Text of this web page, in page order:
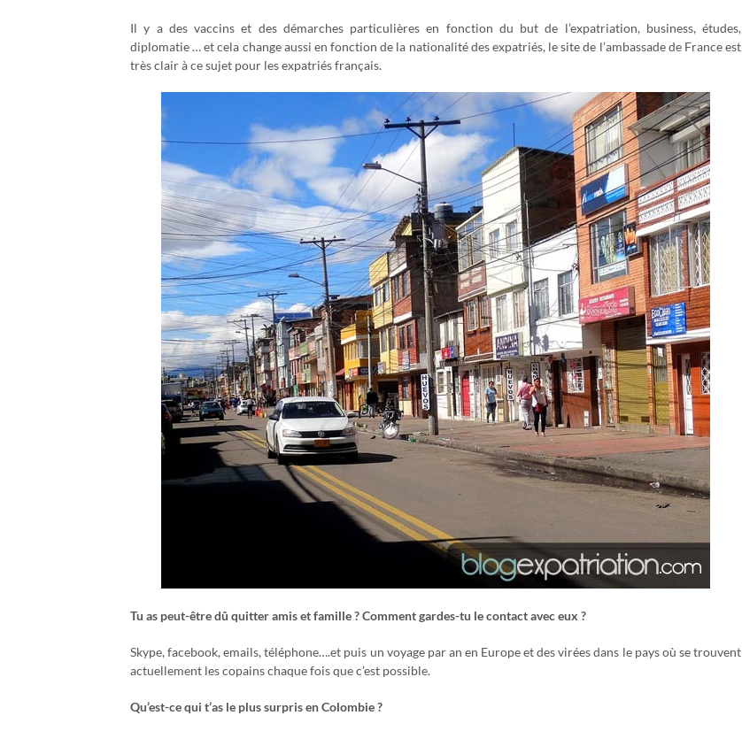
Il y a des vaccins et des démarches particulières en fonction du but de l’expatriation, business, études,
diplomatie … et cela change aussi en fonction de la nationalité des expatriés, le site de l’ambassade de France est
très clair à ce sujet pour les expatriés français.
Tu as peut-être dû quitter amis et famille ? Comment gardes-tu le contact avec eux ?
Skype, facebook, emails, téléphone….et puis un voyage par an en Europe et des virées dans le pays où se trouvent
actuellement les copains chaque fois que c’est possible.
Qu’est-ce qui t’as le plus surpris en Colombie ?